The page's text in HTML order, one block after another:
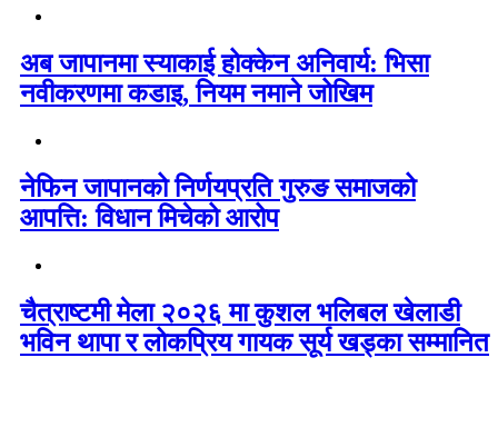
अब जापानमा स्याकाई होक्केन अनिवार्य: भिसा
नवीकरणमा कडाइ, नियम नमाने जोखिम
नेफिन जापानको निर्णयप्रति गुरुङ समाजको
आपत्ति: विधान मिचेको आरोप
चैत्राष्टमी मेला २०२६ मा कुशल भलिबल खेलाडी
भविन थापा र लोकप्रिय गायक सूर्य खड्का सम्मानित